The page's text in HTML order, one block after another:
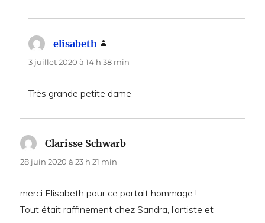
elisabeth
3 juillet 2020 à 14 h 38 min
Très grande petite dame
Clarisse Schwarb
28 juin 2020 à 23 h 21 min
merci Elisabeth pour ce portait hommage !
Tout était raffinement chez Sandra, l’artiste et